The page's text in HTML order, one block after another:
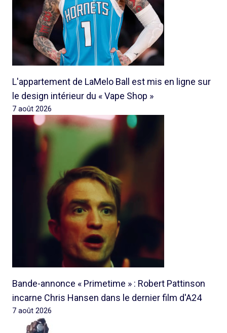
L'appartement de LaMelo Ball est mis en ligne sur
le design intérieur du « Vape Shop »
7 août 2026
Bande-annonce « Primetime » : Robert Pattinson
incarne Chris Hansen dans le dernier film d'A24
7 août 2026